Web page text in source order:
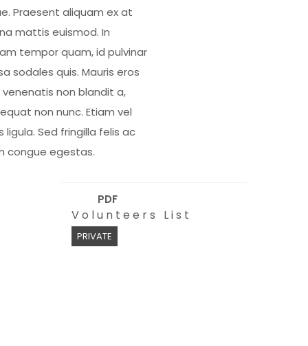
Praesent aliquam ex at
mattis euismod. In
tempor quam, id pulvinar
sodales quis. Mauris eros
venenatis non blandit a,
non nunc. Etiam vel
ligula. Sed fringilla felis ac
congue egestas.
PDF
Volunteers List
PRIVATE